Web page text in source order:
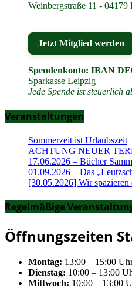
Weinbergstraße 11 - 04179
Jetzt Mitglied werden
Spendenkonto: IBAN
Sparkasse Leipzig
Jede Spende ist steuerlich
Veranstaltungen
Sommerzeit ist Urlaubszeit
ACHTUNG NEUER
17.06.2026 – Bücher
01.09.2026 – Das
[30.05.2026] Wir spazieren
Regelmäßige
Öffnungszeiten
Montag: 13:00 – 15:00
Dienstag: 10:00 – 13:00
Mittwoch: 10:00 – 13:00